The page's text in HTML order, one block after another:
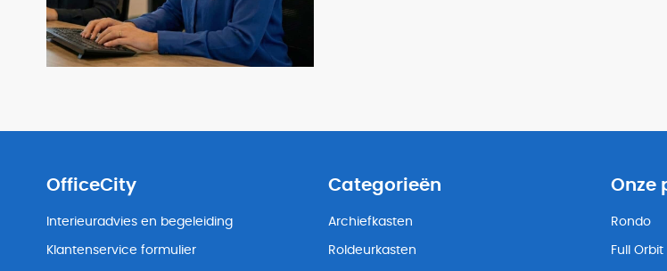
OfficeCity
Interieuradvies en begeleiding
Klantenservice formulier
Categorieën
Archiefkasten
Roldeurkasten
Onze
Rondo
Full Orbit